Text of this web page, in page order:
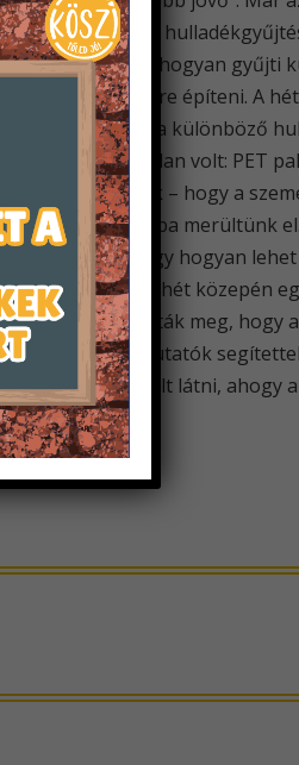
tud a szelektív
arról mesélt, hogyan gyűjti
lehetett: van mire építeni. A
felismerni a különböző
határtalan volt: PET
születtek – hogy a
világába merültünk
kisautót, vagy hogyan
a tanulást. A hét közepén
tapasztalhatták meg, hogy
látványos bemutatók
Megható volt látni, ahogy